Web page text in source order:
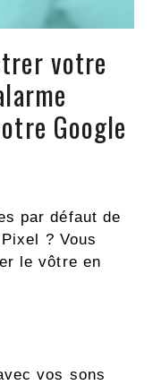
votre
Google
par défaut de
? Vous
le vôtre en
vos sons